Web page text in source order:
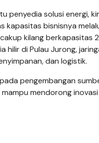
penyedia solusi energi,
kapasitas bisnisnya
kilang berkapasitas
hilir di Pulau Jurong,
dan logistik.
pengembangan
mendorong